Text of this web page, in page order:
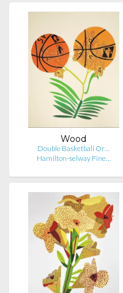
Wood
Double Basketball Or…
Hamilton-selway Fine…